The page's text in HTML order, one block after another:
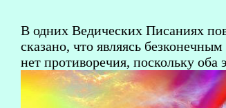
В одних Ведических Писаниях
сказано, что являясь
нет противоречия, поскольку